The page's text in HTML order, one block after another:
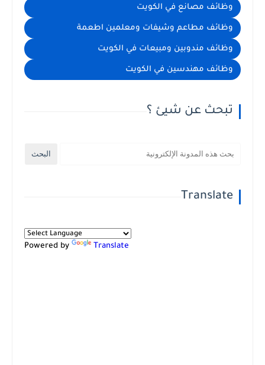
وظائف مصانع في الكويت
وظائف مطاعم وشيفات ومعلمين اطعمة
وظائف مندوبين ومبيعات في الكويت
وظائف مهندسين في الكويت
تبحث عن شيئ ؟
Translate
Powered by Translate